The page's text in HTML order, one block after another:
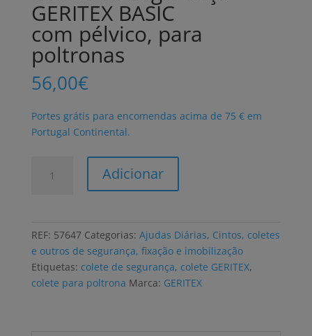
GERITEX BASIC
com pélvico, para
poltronas
56,00€
Portes grátis para encomendas acima de 75 € em
Portugal Continental.
com
pélvico,
Adicionar
REF: 57647 Categorias: Ajudas Diárias, Cintos, coletes
e outros de segurança, fixação e imobilização
Etiquetas: colete de segurança, colete GERITEX,
colete para poltrona Marca: GERITEX